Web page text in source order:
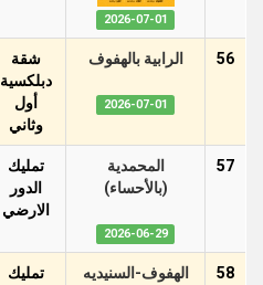
2026-07-01
56 الرابية بالهفوف
2026-07-01
شقة
دبلكسية
أول
وثاني
57
المحمدية
(بالأحساء)
2026-06-29
تمليك
الدور
اﻻرضي
58 الهفوف-السنيديه
تمليك